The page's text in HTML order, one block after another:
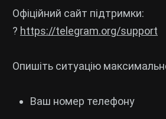
Офіційний сайт підтримки:
? https://telegram.org/support
Опишіть ситуацію
Ваш номер телефону